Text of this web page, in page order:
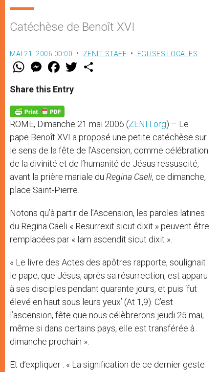
Catéchèse de Benoît XVI
MAI 21, 2006 00:00 ZENIT STAFF EGLISES LOCALES
W
t
s
p
p
M
e
s
e
g
e
r
F
a
e
b
o
k
w
Share this Entry
ROME, Dimanche 21 mai 2006 (ZENIT.org) – Le
pape Benoît XVI a proposé une petite catéchèse sur
le sens de la fête de l’Ascension, comme célébration
de la divinité et de l’humanité de Jésus ressuscité,
avant la prière mariale du Regina Caeli, ce dimanche,
place Saint-Pierre.
Notons qu’à partir de l’Ascension, les paroles latines
du Regina Caeli « Resurrexit sicut dixit » peuvent être
remplacées par « Iam ascendit sicut dixit ».
« Le livre des Actes des apôtres rapporte, soulignait
le pape, que Jésus, après sa résurrection, est apparu
à ses disciples pendant quarante jours, et puis ‘fut
élevé en haut sous leurs yeux’ (At 1,9). C’est
l’ascension, fête que nous célèbrerons jeudi 25 mai,
même si dans certains pays, elle est transférée à
dimanche prochain ».
Et d’expliquer : « La signification de ce dernier geste